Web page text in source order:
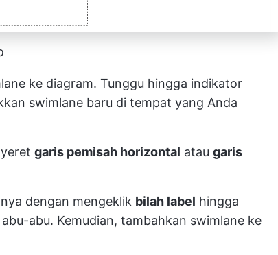
ke diagram. Tunggu hingga indikator
swimlane baru di tempat yang Anda
garis pemisah horizontal atau garis
dengan mengeklik bilah label hingga
abu. Kemudian, tambahkan swimlane ke